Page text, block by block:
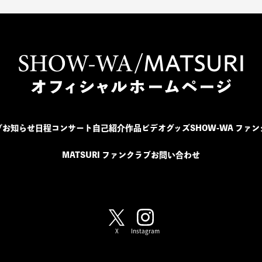
お知らせ 日程コンサート 自己紹介作品ビデオグッズSHOW-WA ファン
MATSURI ファンクラブお問い合わせ
X Instagram